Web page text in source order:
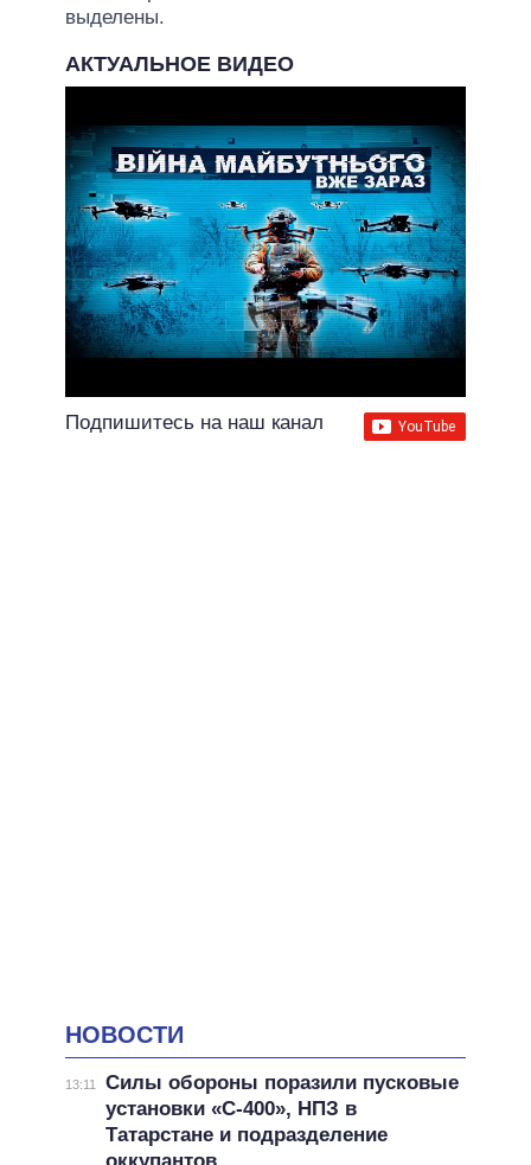
выделены.
АКТУАЛЬНОЕ ВИДЕО
Подпишитесь на наш канал
НОВОСТИ
13:11
Силы обороны поразили пусковые
установки «С-400», НПЗ в
Татарстане и подразделение